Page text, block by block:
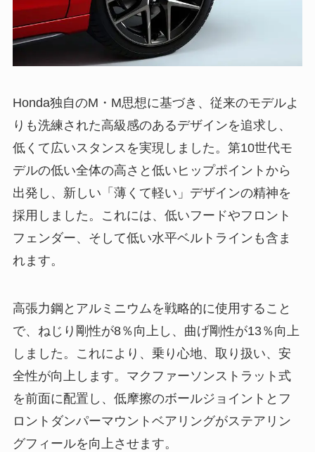
Honda独自のM・M思想に基づき、従来のモデルよ
りも洗練された高級感のあるデザインを追求し、
低くて広いスタンスを実現しました。第10世代モ
デルの低い全体の高さと低いヒップポイントから
出発し、新しい「薄くて軽い」デザインの精神を
採用しました。これには、低いフードやフロント
フェンダー、そして低い水平ベルトラインも含ま
れます。
高張力鋼とアルミニウムを戦略的に使用すること
で、ねじり剛性が8％向上し、曲げ剛性が13％向上
しました。これにより、乗り心地、取り扱い、安
全性が向上します。マクファーソンストラット式
を前面に配置し、低摩擦のボールジョイントとフ
ロントダンパーマウントベアリングがステアリン
グフィールを向上させます。